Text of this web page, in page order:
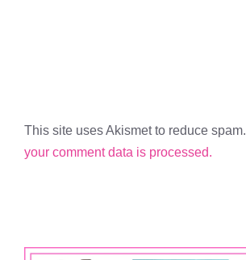
This site uses Akismet to reduce spam.
your comment data is processed.